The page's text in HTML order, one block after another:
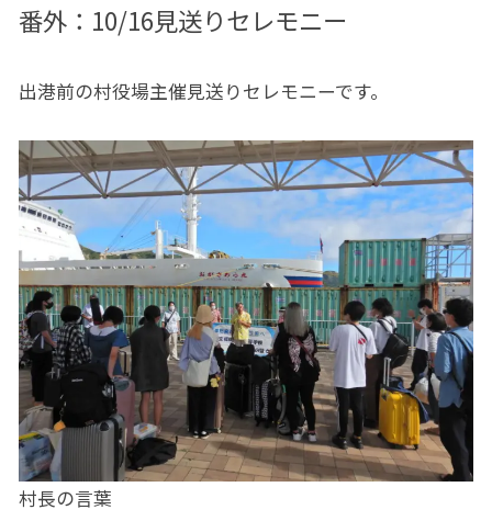
番外：10/16見送りセレモニー
出港前の村役場主催見送りセレモニーです。
村長の言葉